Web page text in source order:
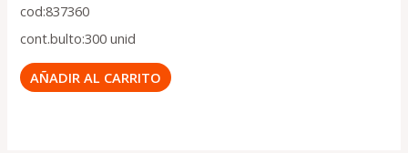
cod:837360
cont.bulto:300 unid
AÑADIR AL CARRITO